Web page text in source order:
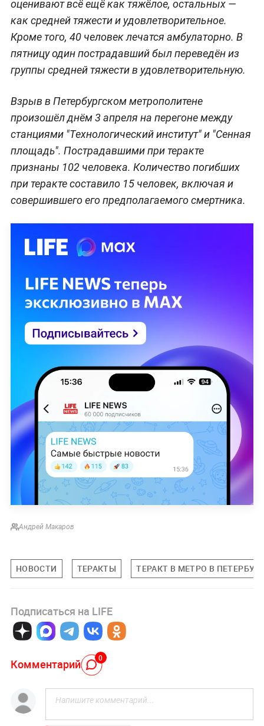
оценивают всё ещё как тяжёлое, остальных —
как средней тяжести и удовлетворительное.
Кроме того, 40 человек лечатся амбулаторно. В
пятницу один пострадавший был переведён из
группы средней тяжести в удовлетворительную.
Взрыв в Петербургском метрополитене
произошёл днём 3 апреля на перегоне между
станциями "Технологический институт" и "Сенная
площадь". Пострадавшими при теракте
признаны 102 человека. Количество погибших
при теракте составило 15 человек, включая и
совершившего его предполагаемого смертника.
Андрей Макаров
НОВОСТИ ТЕРАКТЫ ТЕРАКТ В МЕТРО В
Подписаться на LIFE
Комментарий 0